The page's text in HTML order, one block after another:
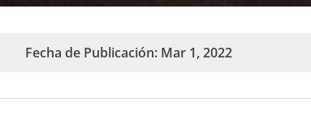
Fecha de Publicación: Mar 1, 2022